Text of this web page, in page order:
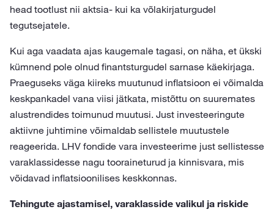
head tootlust nii aktsia- kui ka võlakirjaturgudel
tegutsejatele.
Kui aga vaadata ajas kaugemale tagasi, on näha, et ükski
kümnend pole olnud finantsturgudel sarnase käekirjaga.
Praeguseks väga kiireks muutunud inflatsioon ei võimalda
keskpankadel vana viisi jätkata, mistõttu on suuremates
alustrendides toimunud muutusi. Just investeeringute
aktiivne juhtimine võimaldab sellistele muutustele
reageerida. LHV fondide vara investeerime just sellistesse
varaklassidesse nagu tooraineturud ja kinnisvara, mis
võidavad inflatsioonilises keskkonnas.
Tehingute ajastamisel, varaklasside valikul ja riskide